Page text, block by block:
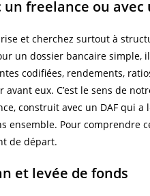
freelance ou avec
et cherchez surtout à
un dossier bancaire simple,
codifiées, rendements,
eux. C’est le sens de
construit avec un DAF qui
ensemble. Pour comprendre
de départ.
et levée de fonds